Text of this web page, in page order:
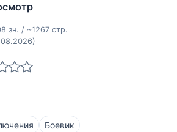
зн. / ~1267 стр.
Боевик